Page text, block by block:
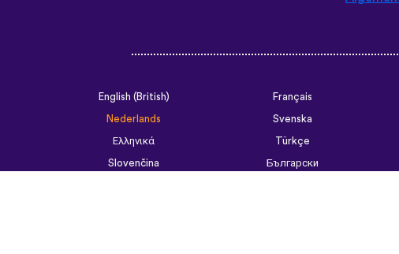
Nederlands
Svenska
Ελληνικά
Türkçe
Slovenčina
Български
ไทย
Tiếng Việt